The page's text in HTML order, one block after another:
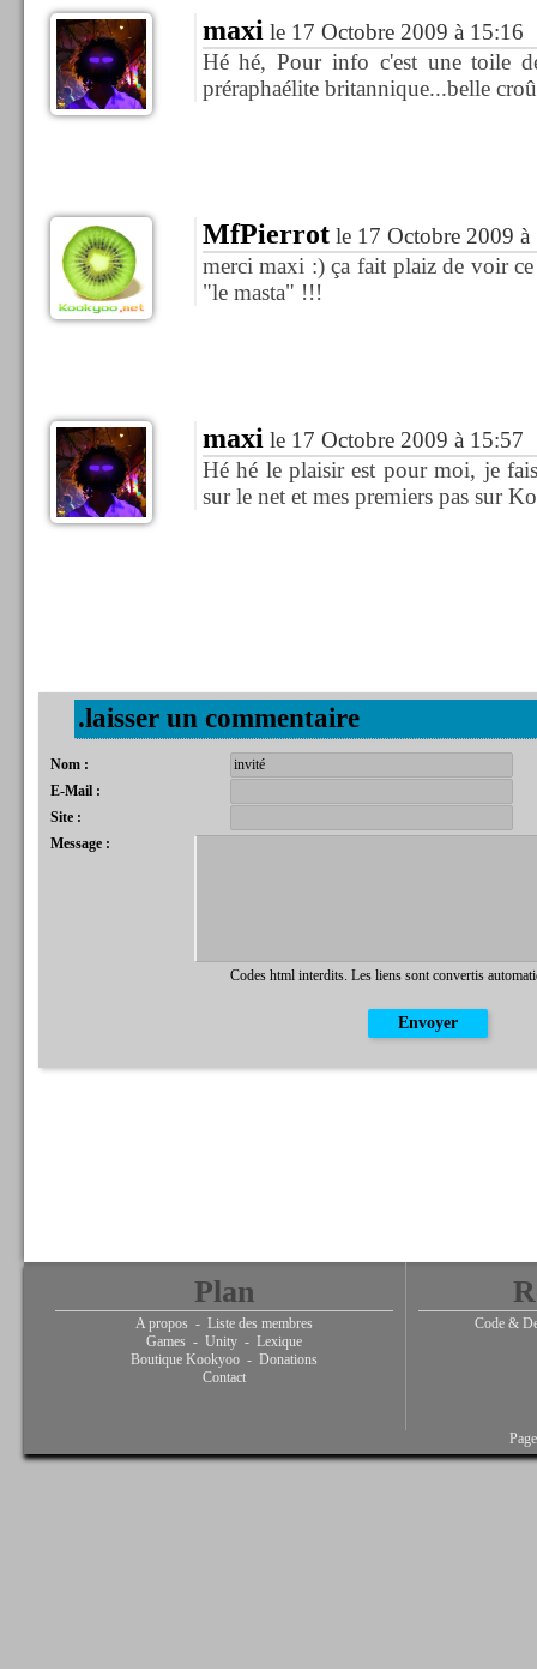
maxi le 17 Octobre 2009 à 15:16
Hé hé, Pour info c'est une toile
préraphaélite britannique...belle
MfPierrotle 17 Octobre 2009 à
merci maxi :) ça fait plaiz de voir
"le masta" !!!
maxi le 17 Octobre 2009 à 15:57
Hé hé le plaisir est pour moi, je
sur le net et mes premiers pas sur
.laisser un commentaire
Nom :
E-Mail :
Site :
Message :
Codes html interdits. Les liens sont convertis
Plan
A propos - Liste des membres
Games - Unity - Lexique
Boutique Kookyoo - Donations
Contact
Code &